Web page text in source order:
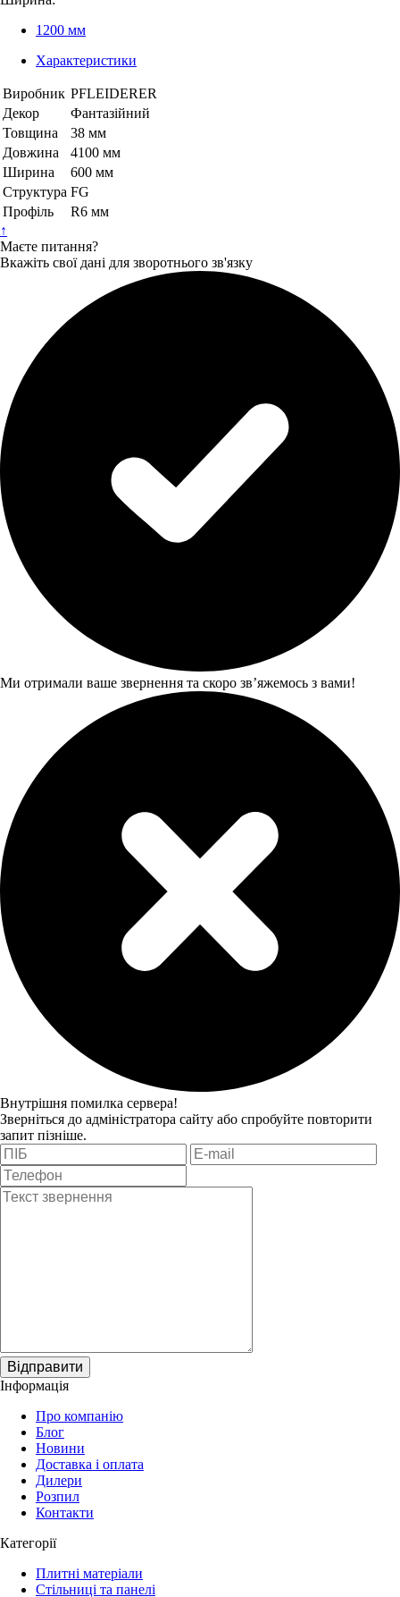
1200 мм
Характеристики
Виробник PFLEIDERER
Декор
Фантазійний
Товщина
38 мм
Довжина
4100 мм
Ширина
600 мм
Структура FG
Профіль
R6 мм
↑
Маєте питання?
Вкажіть свої дані для зворотнього зв'язку
Ми отримали ваше звернення та скоро звʼяжемось з вами!
Внутрішня помилка сервера!
Зверніться до адміністратора сайту або спробуйте повторити
запит пізніше.
Відправити
Інформація
Про компанію
Блог
Новини
Доставка і оплата
Дилери
Розпил
Контакти
Категорії
Плитні матеріали
Стільниці та панелі